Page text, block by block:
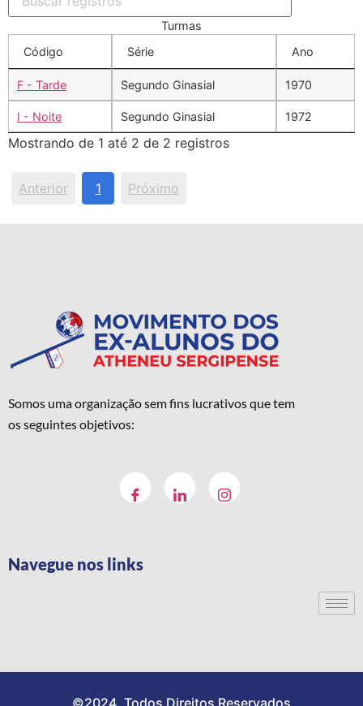
Turmas
Código
Série Ano
F - Tarde Segundo Ginasial 1970
I - Noite Segundo Ginasial 1972
Mostrando de 1 até 2 de 2 registros
Anterior 1 Próximo
Somos uma organização sem fins lucrativos que tem
os seguintes objetivos:
Navegue nos links
©2024. Todos Direitos Reservados